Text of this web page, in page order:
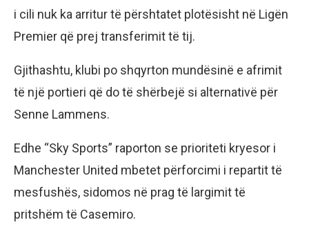
i cili nuk ka arritur të përshtatet plotësisht në Ligën
Premier që prej transferimit të tij.
Gjithashtu, klubi po shqyrton mundësinë e afrimit
të një portieri që do të shërbejë si alternativë për
Senne Lammens.
Edhe “Sky Sports” raporton se prioriteti kryesor i
Manchester United mbetet përforcimi i repartit të
mesfushës, sidomos në prag të largimit të
pritshëm të Casemiro.